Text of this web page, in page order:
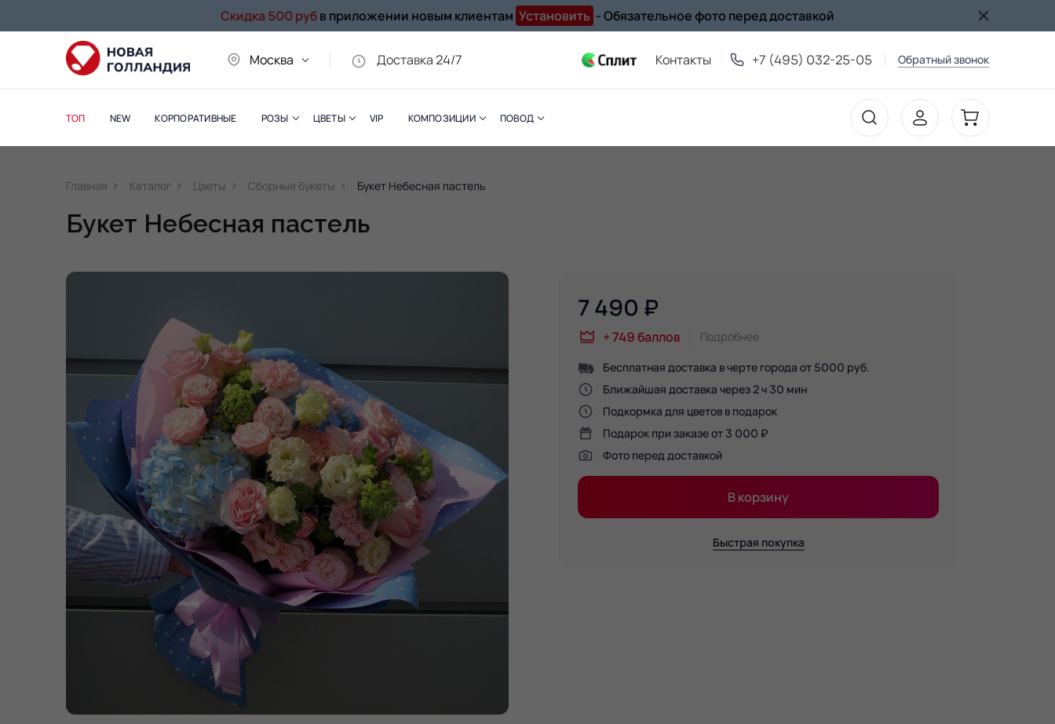
Скидка 500 рубв приложении новым клиентам Установить - Обязательное фото перед доставкой
Москва Доставка 24/7 Контакты +7 (495) 032-25-05 Обратный звонок
ТОП NEW КОРПОРАТИВНЫЕ РОЗЫ ЦВЕТЫ VIP КОМПОЗИЦИИ ПОВОД
Главная Каталог Цветы Сборные букеты Букет Небесная пастель
Букет Небесная пастель
7 490 ₽
+749баллов Подробнее
Бесплатная доставка в черте города от 5000 руб.
Ближайшая доставка через 2 ч 30 мин
Подкормка для цветов в подарок
Подарок при заказе от 3 000 ₽
Фото перед доставкой
В корзину
Быстрая покупка